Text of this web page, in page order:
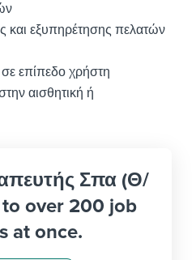
και εξυπηρέτησης πελατών
επίπεδο χρήστη
αισθητική ή
Σπα (Θ/
over 200 job
at once.